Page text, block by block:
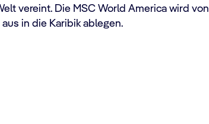
vereint. Die MSC World America wird von
aus in die Karibik ablegen.